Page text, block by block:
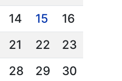
14 15
16
21 22
23
28 29
30